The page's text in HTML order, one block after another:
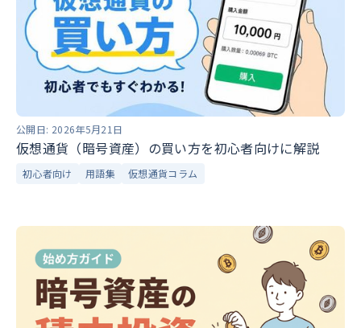
公開日: 2026年5月21日
仮想通貨（暗号資産）の買い方を初心者向けに解説
初心者向け 用語集 仮想通貨コラム